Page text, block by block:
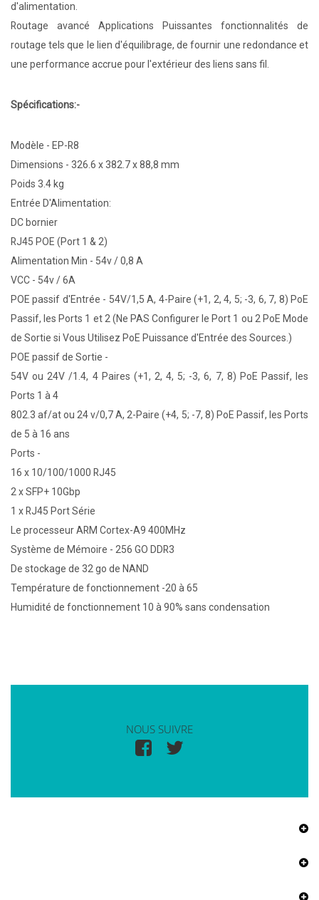
d'alimentation.
Routage avancé Applications Puissantes fonctionnalités de
routage tels que le lien d'équilibrage, de fournir une redondance et
une performance accrue pour l'extérieur des liens sans fil.
Spécifications:-
Modèle - EP-R8
Dimensions - 326.6 x 382.7 x 88,8 mm
Poids 3.4 kg
Entrée D'Alimentation:
DC bornier
RJ45 POE (Port 1 & 2)
Alimentation Min - 54v / 0,8 A
VCC - 54v / 6A
POE passif d'Entrée - 54V/1,5 A, 4-Paire (+1, 2, 4, 5; -3, 6, 7, 8) PoE
Passif, les Ports 1 et 2 (Ne PAS Configurer le Port 1 ou 2 PoE Mode
de Sortie si Vous Utilisez PoE Puissance d'Entrée des Sources.)
POE passif de Sortie -
54V ou 24V /1.4, 4 Paires (+1, 2, 4, 5; -3, 6, 7, 8) PoE Passif, les
Ports 1 à 4
802.3 af/at ou 24 v/0,7 A, 2-Paire (+4, 5; -7, 8) PoE Passif, les Ports
de 5 à 16 ans
Ports -
16 x 10/100/1000 RJ45
2 x SFP+ 10Gbp
1 x RJ45 Port Série
Le processeur ARM Cortex-A9 400MHz
Système de Mémoire - 256 GO DDR3
De stockage de 32 go de NAND
Température de fonctionnement -20 à 65
Humidité de fonctionnement 10 à 90% sans condensation
NOUS SUIVRE